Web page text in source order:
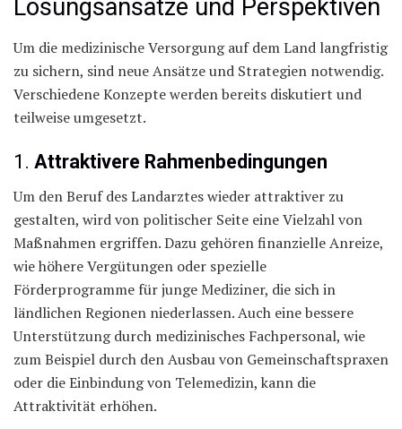
Lösungsansätze und Perspektiven
Um die medizinische Versorgung auf dem Land langfristig
zu sichern, sind neue Ansätze und Strategien notwendig.
Verschiedene Konzepte werden bereits diskutiert und
teilweise umgesetzt.
1. Attraktivere Rahmenbedingungen
Um den Beruf des Landarztes wieder attraktiver zu
gestalten, wird von politischer Seite eine Vielzahl von
Maßnahmen ergriffen. Dazu gehören finanzielle Anreize,
wie höhere Vergütungen oder spezielle
Förderprogramme für junge Mediziner, die sich in
ländlichen Regionen niederlassen. Auch eine bessere
Unterstützung durch medizinisches Fachpersonal, wie
zum Beispiel durch den Ausbau von Gemeinschaftspraxen
oder die Einbindung von Telemedizin, kann die
Attraktivität erhöhen.